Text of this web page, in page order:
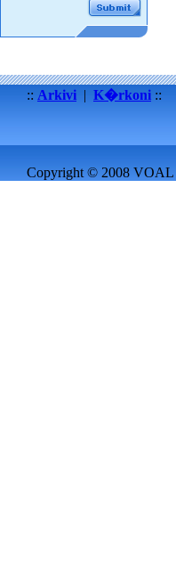
:: Arkivi | K�rkoni ::
Copyright © 2008 VOAL